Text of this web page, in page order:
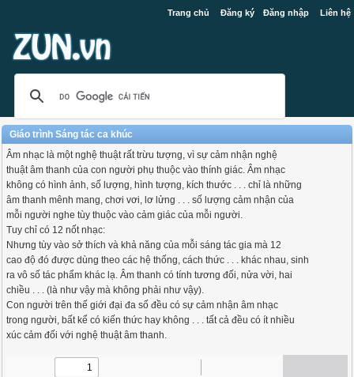
Trang chủ Đăng ký Đăng nhập Liên hệ
Giáo trình Sáng tác ca khúc
Âm nhạc là một nghệ thuật rất trừu tượng, vì sự cảm nhận nghệ
thuật âm thanh của con người phụ thuộc vào thính giác. Âm nhạc
không có hình ảnh, số lượng, hình tượng, kích thước . . . chỉ là những
âm thanh mênh mang, chơi vơi, lơ lửng . . . số lượng cảm nhận của
mỗi người nghe tùy thuộc vào cảm giác của mỗi người.
Tuy chỉ có 12 nốt nhạc:
Nhưng tùy vào sở thích và khả năng của mỗi sáng tác gia mà 12
cao độ đó được dùng theo các hệ thống, cách thức . . . khác nhau, sinh
ra vô số tác phẩm khác lạ. Âm thanh có tính tương đối, nửa vời, hai
chiều . . . (là như vậy mà không phải như vậy).
Con người trên thế giới đại đa số đều có sự cảm nhận âm nhạc
trong người, bất kể có kiến thức hay không . . . tất cả đều có ít nhiều
xúc cảm đối với nghệ thuật âm thanh.